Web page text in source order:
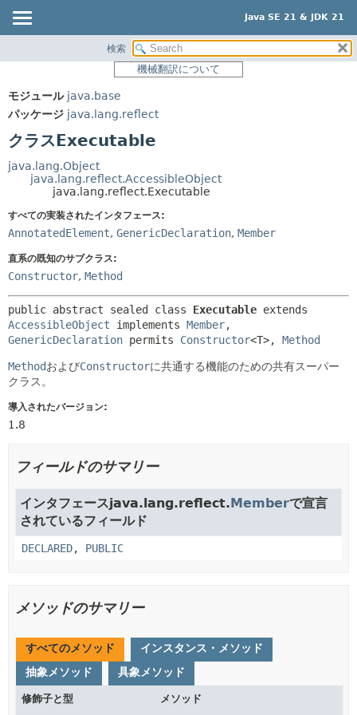
Java SE 21 & JDK 21
パッケージ
使用
ツリー
プレビュー
索引
ヘルプ
サマリー:
ネスト済
詳細:
コンストラクタ
検索
機械翻訳について
モジュール java.base
パッケージ java.lang.reflect
クラスExecutable
java.lang.Object
java.lang.reflect.AccessibleObject
java.lang.reflect.Executable
すべての実装されたインタフェース:
AnnotatedElement, GenericDeclaration, Member
直系の既知のサブクラス:
Constructor, Method
public abstract sealed class Executable
AccessibleObject implements Member
GenericDeclaration permits Constructor<T>, Method
MethodおよびConstructorに共通する機能のための共有スーパー
クラス。
導入されたバージョン:
1.8
フィールドのサマリー
インタフェースjava.lang.reflect.Memberで宣言
されているフィールド
DECLARED, PUBLIC
メソッドのサマリー
すべてのメソッド
インスタンス・メソッド
抽象メソッド
具象メソッド
修飾子と型 メソッド